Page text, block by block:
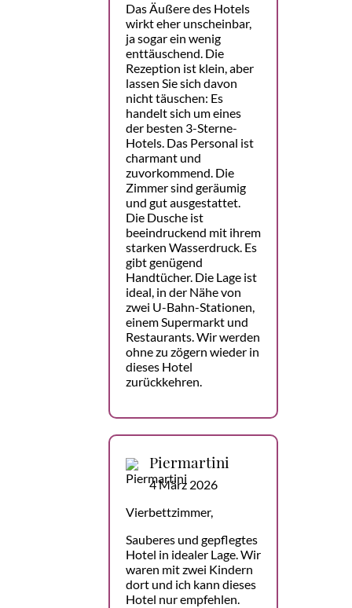
Das Äußere des Hotels
wirkt eher unscheinbar,
ja sogar ein wenig
enttäuschend. Die
Rezeption ist klein, aber
lassen Sie sich davon
nicht täuschen: Es
handelt sich um eines
der besten 3-Sterne-
Hotels. Das Personal ist
charmant und
zuvorkommend. Die
Zimmer sind geräumig
und gut ausgestattet.
Die Dusche ist
beeindruckend mit ihrem
starken Wasserdruck. Es
gibt genügend
Handtücher. Die Lage ist
ideal, in der Nähe von
zwei U-Bahn-Stationen,
einem Supermarkt und
Restaurants. Wir werden
ohne zu zögern wieder in
dieses Hotel
zurückkehren.
Piermartini
4 März 2026
Vierbettzimmer,
Sauberes und gepflegtes
Hotel in idealer Lage. Wir
waren mit zwei Kindern
dort und ich kann dieses
Hotel nur empfehlen.